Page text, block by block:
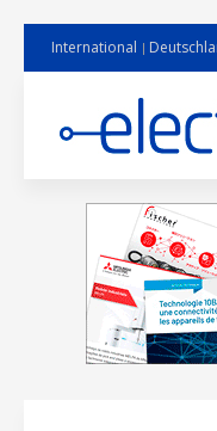
International